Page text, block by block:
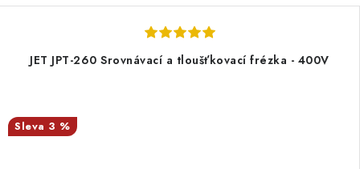
JET JPT-260 Srovnávací a tloušťkovací frézka - 400V
3 %